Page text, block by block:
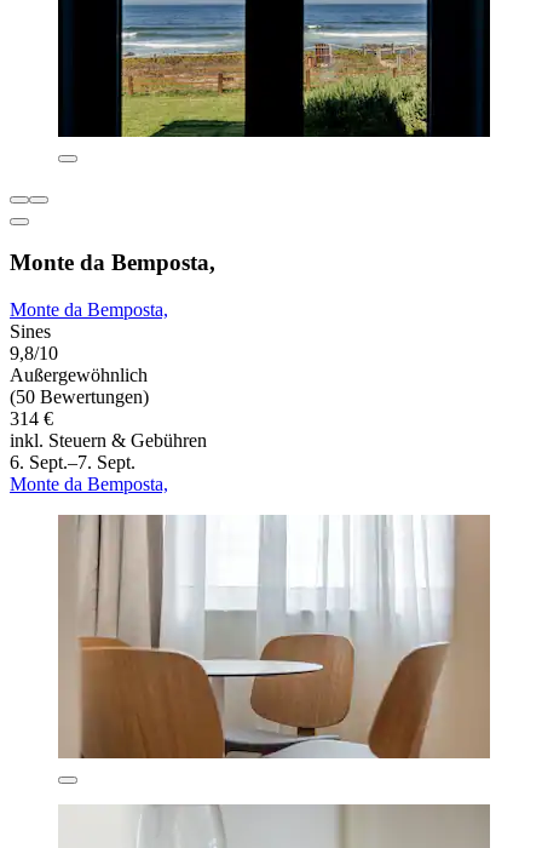
Monte da Bemposta,
Monte da Bemposta,
Sines
9,8/10
Außergewöhnlich
(50 Bewertungen)
314 €
inkl. Steuern & Gebühren
6. Sept.–7. Sept.
Monte da Bemposta,